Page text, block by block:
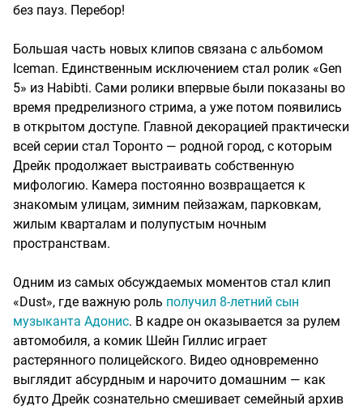
без пауз. Перебор!
Большая часть новых клипов связана с альбомом
Iceman. Единственным исключением стал ролик «Gen
5» из Habibti. Сами ролики впервые были показаны во
время предрелизного стрима, а уже потом появились
в открытом доступе. Главной декорацией практически
всей серии стал Торонто — родной город, с которым
Дрейк продолжает выстраивать собственную
мифологию. Камера постоянно возвращается к
знакомым улицам, зимним пейзажам, парковкам,
жилым кварталам и полупустым ночным
пространствам.
Одним из самых обсуждаемых моментов стал клип
«Dust», где важную роль получил 8-летний сын
музыканта Адонис. В кадре он оказывается за рулем
автомобиля, а комик Шейн Гиллис играет
растерянного полицейского. Видео одновременно
выглядит абсурдным и нарочито домашним — как
будто Дрейк сознательно смешивает семейный архив